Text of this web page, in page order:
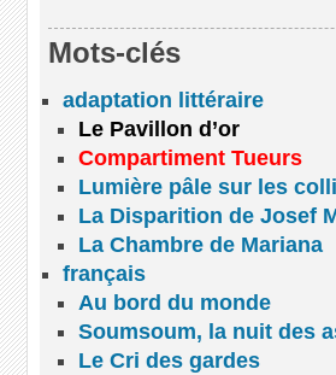
Mots-clés
adaptation littéraire
Le Pavillon d’or
Compartiment Tueurs
Lumière pâle sur les
La Disparition de Josef
La Chambre de Mariana
français
Au bord du monde
Soumsoum, la nuit des
Le Cri des gardes